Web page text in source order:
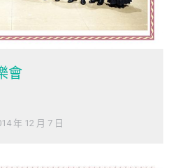
會
年 12 月 7 日